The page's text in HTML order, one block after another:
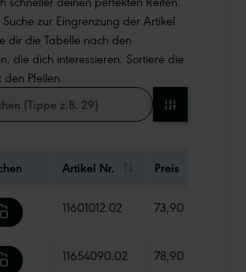
zur Eingrenzung der Artikel
dir die Tabelle nach den
die dich interessieren. Sortiere die
den Pfeilen.
Artikel Nr. Preis
11601012.02 73,90 €
11654090.02 78,90 €